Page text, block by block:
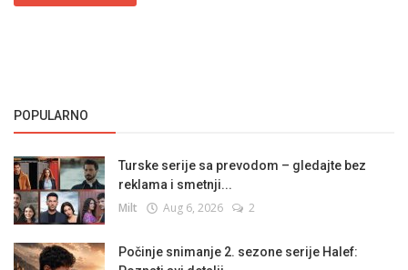
POPULARNO
Turske serije sa prevodom – gledajte bez
reklama i smetnji...
Milt Aug 6, 2026 2
Počinje snimanje 2. sezone serije Halef: